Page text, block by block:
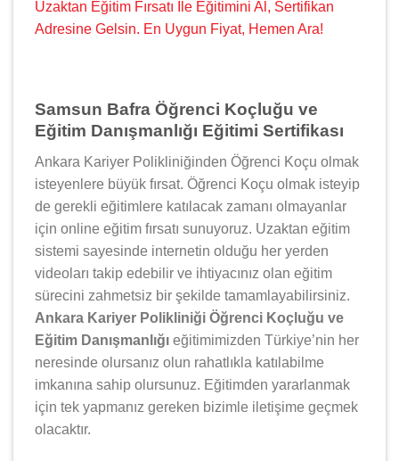
Uzaktan Eğitim Fırsatı İle Eğitimini Al, Sertifikan
Adresine Gelsin. En Uygun Fiyat, Hemen Ara!
Samsun Bafra Öğrenci Koçluğu ve
Eğitim Danışmanlığı Eğitimi Sertifikası
Ankara Kariyer Polikliniğinden Öğrenci Koçu olmak
isteyenlere büyük fırsat. Öğrenci Koçu olmak isteyip
de gerekli eğitimlere katılacak zamanı olmayanlar
için online eğitim fırsatı sunuyoruz. Uzaktan eğitim
sistemi sayesinde internetin olduğu her yerden
videoları takip edebilir ve ihtiyacınız olan eğitim
sürecini zahmetsiz bir şekilde tamamlayabilirsiniz.
Ankara Kariyer Polikliniği Öğrenci Koçluğu ve
Eğitim Danışmanlığı eğitimimizden Türkiye’nin her
neresinde olursanız olun rahatlıkla katılabilme
imkanına sahip olursunuz. Eğitimden yararlanmak
için tek yapmanız gereken bizimle iletişime geçmek
olacaktır.